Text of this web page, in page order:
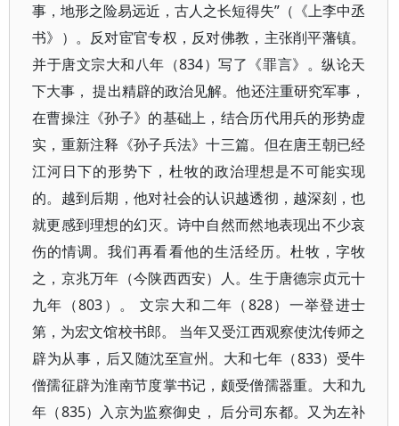
事，地形之险易远近，古人之长短得失”（《上李中丞
书》）。反对宦官专权，反对佛教，主张削平藩镇。
并于唐文宗大和八年（834）写了《罪言》。纵论天
下大事， 提出精辟的政治见解。他还注重研究军事，
在曹操注《孙子》的基础上，结合历代用兵的形势虚
实，重新注释《孙子兵法》十三篇。但在唐王朝已经
江河日下的形势下，杜牧的政治理想是不可能实现
的。越到后期，他对社会的认识越透彻，越深刻，也
就更感到理想的幻灭。诗中自然而然地表现出不少哀
伤的情调。我们再看看他的生活经历。杜牧，字牧
之，京兆万年（今陕西西安）人。生于唐德宗贞元十
九年（803）。 文宗大和二年（828）一举登进士
第，为宏文馆校书郎。 当年又受江西观察使沈传师之
辟为从事，后又随沈至宣州。大和七年（833）受牛
僧孺征辟为淮南节度掌书记，颇受僧孺器重。大和九
年（835）入京为监察御史， 后分司东都。又为左补